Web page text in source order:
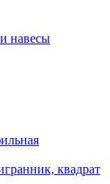
навесы
квадрат